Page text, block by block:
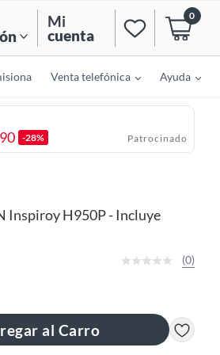
Mi
cuenta
0
Venta telefónica Ayuda
-28% Patrocinado
Inspiroy H950P - Incluye
(0)
al Carro